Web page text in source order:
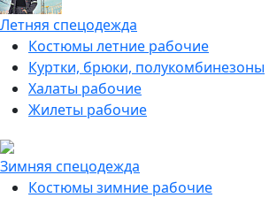
Летняя спецодежда
Костюмы летние рабочие
Куртки, брюки, полукомбинезоны
Халаты рабочие
Жилеты рабочие
Зимняя спецодежда
Костюмы зимние рабочие